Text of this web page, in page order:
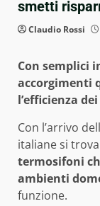
smetti
Claudio Rossi
Con semplici
accorgimenti
l’efficienza
Con l’arrivo
italiane si
termosifoni
ambienti
funzione.